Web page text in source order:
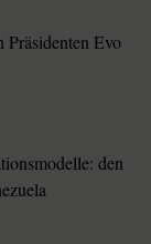
Evo
den